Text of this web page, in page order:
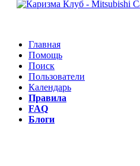
Главная
Помощь
Поиск
Пользователи
Календарь
Правила
FAQ
Блоги